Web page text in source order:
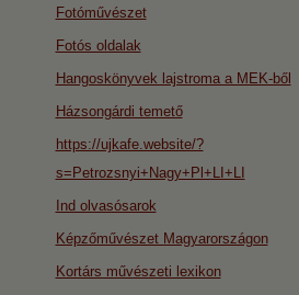
Fotóművészet
Fotós oldalak
Hangoskönyvek lajstroma a MEK-ből
Házsongárdi temető
https://ujkafe.website/?
s=Petrozsnyi+Nagy+Pl+LI+LI
Ind olvasósarok
Képzőművészet Magyarországon
Kortárs művészeti lexikon